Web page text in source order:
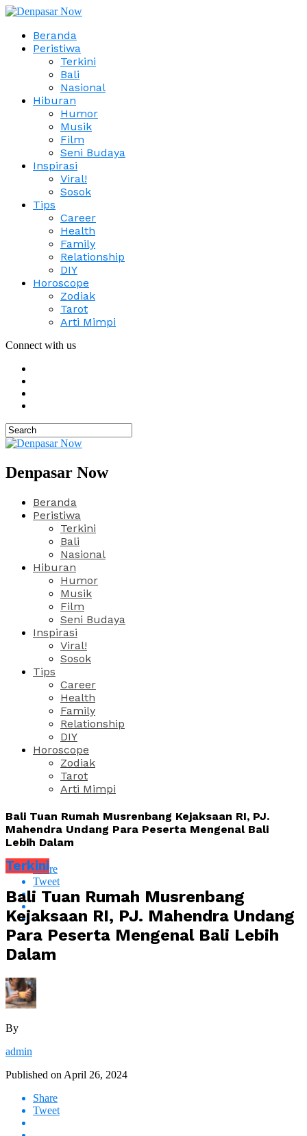
Beranda
Peristiwa
Terkini
Bali
Nasional
Hiburan
Humor
Musik
Film
Seni Budaya
Inspirasi
Viral!
Sosok
Tips
Career
Health
Family
Relationship
DIY
Horoscope
Zodiak
Tarot
Arti Mimpi
Connect with us
Denpasar Now
Beranda
Peristiwa
Terkini
Bali
Nasional
Hiburan
Humor
Musik
Film
Seni Budaya
Inspirasi
Viral!
Sosok
Tips
Career
Health
Family
Relationship
DIY
Horoscope
Zodiak
Tarot
Arti Mimpi
Bali Tuan Rumah Musrenbang Kejaksaan RI, PJ.
Mahendra Undang Para Peserta Mengenal Bali
Lebih Dalam
Share
Tweet
Terkini
Bali Tuan Rumah Musrenbang
Kejaksaan RI, PJ. Mahendra Undang
Para Peserta Mengenal Bali Lebih
Dalam
By
admin
Published on April 26, 2024
Share
Tweet